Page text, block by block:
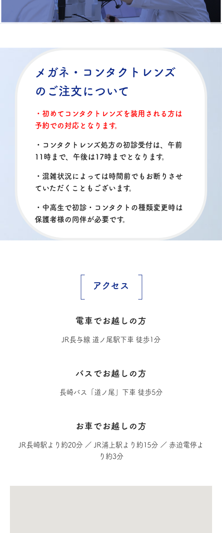
メガネ・コンタクトレンズ
のご注文について
・初めてコンタクトレンズを装用される方は
予約での対応となります。
・コンタクトレンズ処方の初診受付は、午前
11時まで、午後は17時までとなります。
・混雑状況によっては時間前でもお断りさせ
ていただくこともございます。
・中高生で初診・コンタクトの種類変更時は
保護者様の同伴が必要です。
アクセス
電車でお越しの方
JR長与線 道ノ尾駅下車 徒歩1分
バスでお越しの方
長崎バス「道ノ尾」下車 徒歩5分
お車でお越しの方
JR長崎駅より約20分 ／ JR浦上駅より約15分 ／ 赤迫電停よ
り約3分